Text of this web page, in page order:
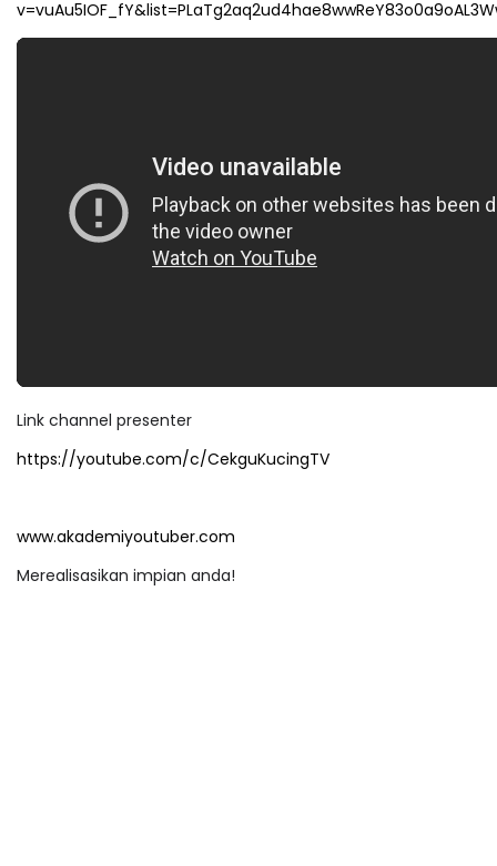
Link channel presenter
https://youtube.com/c/CekguKucingTV
www.akademiyoutuber.com
Merealisasikan impian anda!